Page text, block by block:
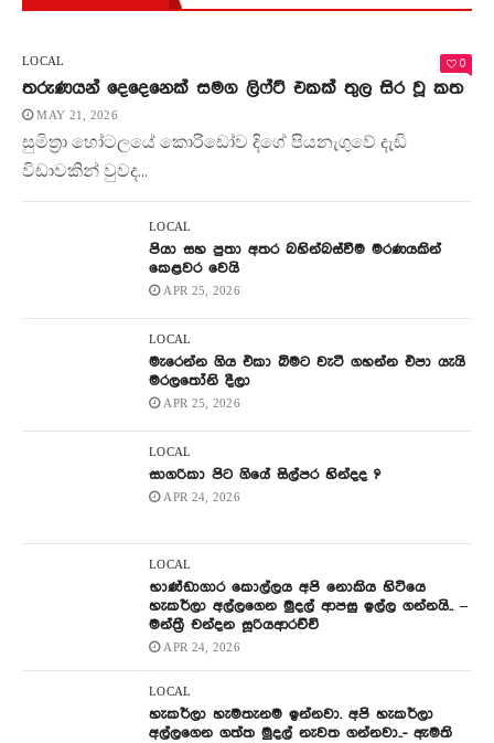
LOCAL 0
තරුණයන් දෙදෙනෙක් සමග ලිෆ්ට් එකක් තුල සිර වූ කත
MAY 21, 2026
සුමිත්‍රා හෝටලයේ කොරිඩෝව දිගේ පියනැගුවේ දැඩි
විඩාවකින් වුවද...
LOCAL
පියා සහ පුතා අතර බහින්බස්වීම මරණයකින්
කෙළවර වෙයි
APR 25, 2026
LOCAL
මැරෙන්න ගිය එකා බිමට වැටී ගහන්න එපා යැයි
මරලතෝනි දීලා
APR 25, 2026
LOCAL
සාගරිකා පිට ගියේ සිල්පර හින්දද ?
APR 24, 2026
LOCAL
භාණ්ඩාගාර කොල්ලය අපි නොකිය හිටියෙ
හැකර්ලා අල්ලගෙන මුදල් ආපසු ඉල්ල ගන්නයි.. –
මන්ත්‍රී චන්දන සූරියආරච්චි
APR 24, 2026
LOCAL
හැකර්ලා හැමතැනම ඉන්නවා. අපි හැකර්ලා
අල්ලගෙන ගත්ත මුදල් නැවත ගන්නවා..- ඇමති